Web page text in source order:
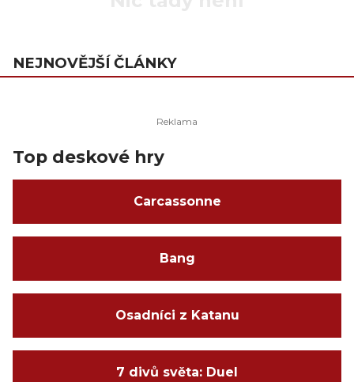
NEJNOVĚJŠÍ ČLÁNKY
Top deskové hry
Carcassonne
Bang
Osadníci z Katanu
7 divů světa: Duel